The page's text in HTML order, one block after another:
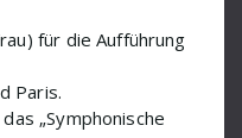
für die Aufführung
Paris.
„Symphonische